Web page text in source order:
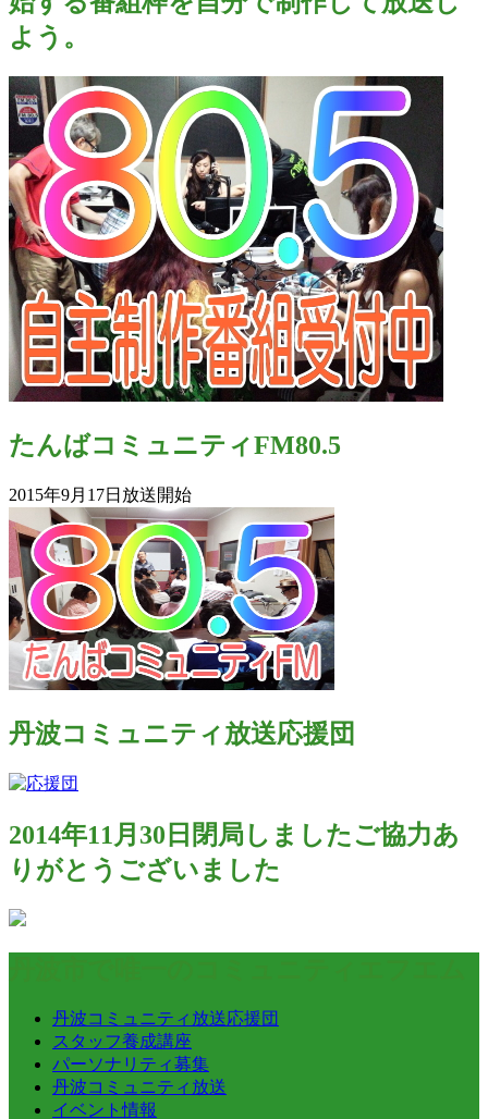
よう。
たんばコミュニティFM80.5
2015年9月17日放送開始
丹波コミュニティ放送応援団
2014年11月30日閉局しましたご協力あ
りがとうございました
丹波コミュニティ放送応援団
スタッフ養成講座
パーソナリティ募集
丹波コミュニティ放送
イベント情報